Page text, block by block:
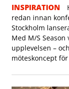
INSPIRATION
redan innan
Stockholm
Med M/S
upplevelsen –
möteskoncept